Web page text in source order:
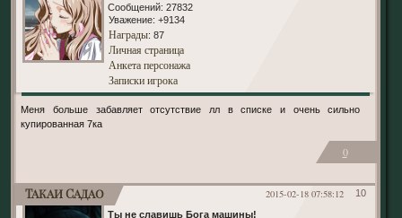
Сообщений: 27832
Уважение: +9134
Награды: 87
Личная страница
Анкета персонажа
Записки игрока
Меня больше забавляет отсутствие лл в списке и очень сильно
купированная 7ка
0
10
2015-02-18 07:58:12
Такаи Садао
Ты не славишь Бога машины!